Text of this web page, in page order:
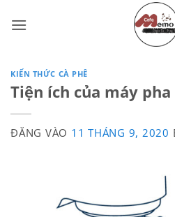
qua
KIẾN THỨC CÀ PHÊ
Tiện ích của máy pha
ĐĂNG VÀO 11 THÁNG 9, 2020